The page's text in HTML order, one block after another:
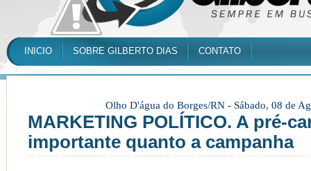
INICIO SOBRE GILBERTO DIAS CONTATO
Olho D'água do Borges/RN - Sábado, 08 de
MARKETING POLÍTICO. A pré-
importante quanto a campanha